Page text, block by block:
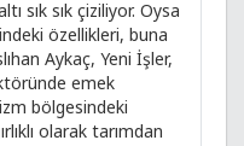
sık sık çiziliyor. Oysa
özellikleri, buna
Aykaç, Yeni İşler,
emek
bölgesindeki
olarak tarımdan